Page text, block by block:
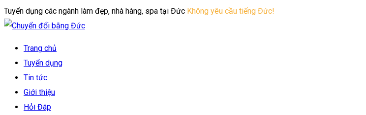
Skip
to
Tuyển dụng các ngành làm đẹp, nhà hàng, spa tại Đức Không yêu cầu tiếng Đức!
Trang chủ
Tuyển dụng
Tin tức
Giới thiệu
Hỏi Đáp